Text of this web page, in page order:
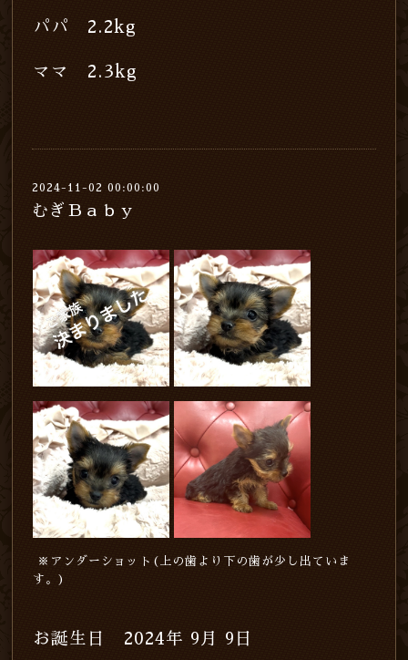
パパ 2.2kg
ママ 2.3kg
2024-11-02 00:00:00
むぎＢａｂｙ
※アンダーショット(上の歯より下の歯が少し出ていま
す。)
お誕生日 2024年 9月 9日